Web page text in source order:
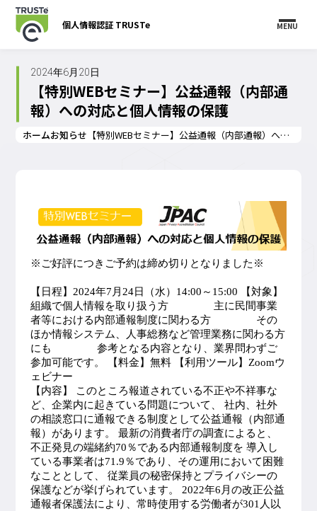
個人情報認証 TRUSTe MENU
2024年6月20日
【特別WEBセミナー】公益通報（内部通
報）への対応と個人情報の保護
ホームお知らせ 【特別WEBセミナー】公益通報（内部通報）への対応と個人情報の保護
※ご好評につきご予約は締め切りとなりました※
【日程】2024年7月24日（水）14:00～15:00 【対象】
組織で個人情報を取り扱う方 主に民間事業
者等における内部通報制度に関わる方 その
ほか情報システム、人事総務など管理業務に関わる方
にも 参考となる内容となり、業界問わずご
参加可能です。 【料金】無料 【利用ツール】Zoomウ
ェビナー
【内容】 このところ報道されている不正や不祥事な
ど、企業内に起きている問題について、 社内、社外
の相談窓口に通報できる制度として公益通報（内部通
報）があります。 最新の消費者庁の調査によると、
不正発見の端緒約70％である内部通報制度を 導入し
ている事業者は71.9％であり、その運用において困難
なこととして、 従業員の秘密保持とプライバシーの
保護などが挙げられています。 2022年6月の改正公益
通報者保護法により、常時使用する労働者が301人以